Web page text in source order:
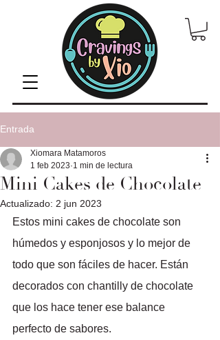
Entrada
Mini Cakes de Chocolate
Xiomara Matamoros
1 feb 2023 1 min de lectura
Actualizado: 2 jun 2023
Estos mini cakes de chocolate son
húmedos y esponjosos y lo mejor de
todo que son fáciles de hacer. Están
decorados con chantilly de chocolate
que los hace tener ese balance
perfecto de sabores.